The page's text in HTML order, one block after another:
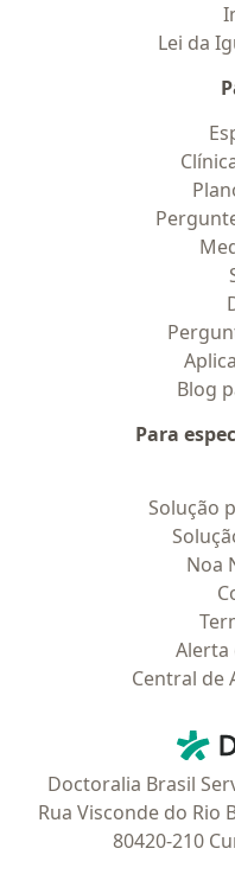
Lei da
Blog
Para
Solução
Noa
Alerta
Central de
Doctoralia Brasil
Rua Visconde do Rio
80420-210